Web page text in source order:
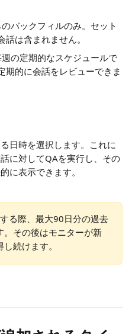
バックフィルのみ。セット
は含まれません。
の定期的なスケジュールで
期的に会話をレビューできま
日時を選択します。これに
に対してQAを実行し、その
に表示できます。
る際、最大90日分の過去
その後はモニターが新
続けます。